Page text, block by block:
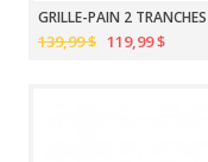
GRILLE-PAIN 2
139,99 $ 119,99 $